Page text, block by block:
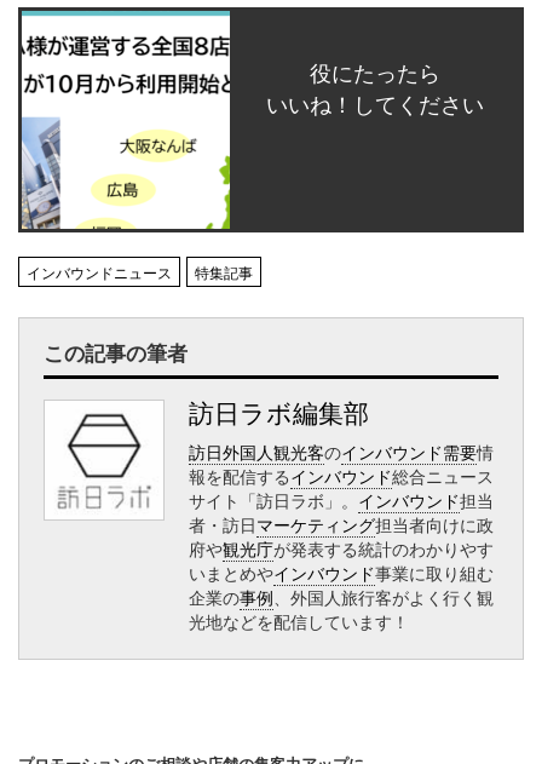
役にたったら
いいね！してください
インバウンドニュース 特集記事
この記事の筆者
訪日ラボ編集部
訪日外国人観光客のインバウンド需要情
報を配信するインバウンド総合ニュース
サイト「訪日ラボ」。 インバウンド担当
者・訪日マーケティング担当者向けに政
府や観光庁が発表する統計のわかりやす
いまとめやインバウンド事業に取り組む
企業の事例、外国人旅行客がよく行く観
光地などを配信しています！